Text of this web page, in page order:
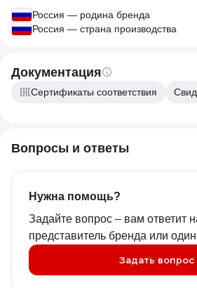
Россия — родина бренда
Россия — страна производства
Документация
Сертификаты соответствия
Вопросы и ответы
Нужна помощь?
Задайте вопрос – вам ответит
представитель бренда или
Задать вопрос